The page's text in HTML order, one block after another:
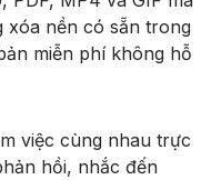
xóa nền có sẵn trong
miễn phí không hỗ
việc cùng nhau trực
hồi, nhắc đến